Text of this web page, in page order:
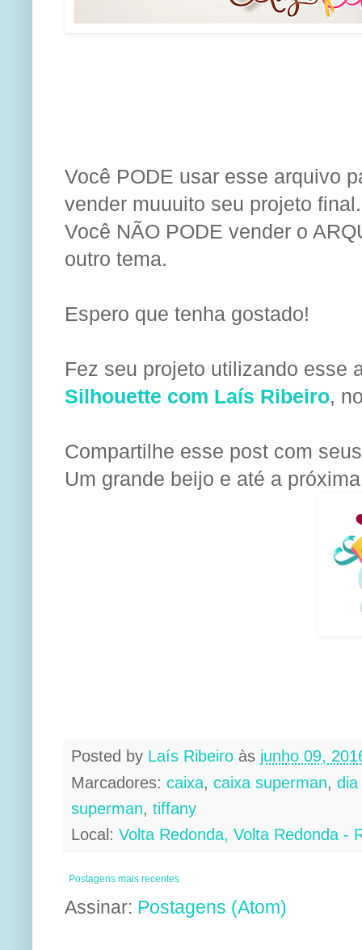
Você PODE usar esse arquivo
vender muuuito seu projeto final.
Você NÃO PODE vender o
outro tema.
Espero que tenha gostado!
Fez seu projeto utilizando esse
Silhouette com Laís Ribeiro,
Compartilhe esse post com
Um grande beijo e até a
Posted by Laís Ribeiro às junho 09,
Marcadores: caixa, caixa superman, dia
superman, tiffany
Local: Volta Redonda, Volta Redonda -
Postagens mais recentes
Assinar: Postagens (Atom)